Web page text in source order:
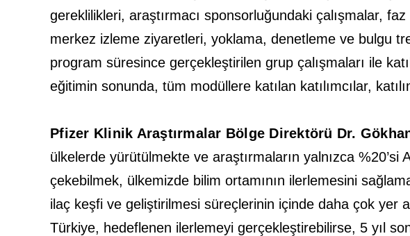
gereklilikleri, araştırmacı sponsorluğundaki çalışmalar,
merkez izleme ziyaretleri, yoklama, denetleme ve bulgu
program süresince gerçekleştirilen grup çalışmaları ile
eğitimin sonunda, tüm modüllere katılan katılımcılar,
Pfizer Klinik Araştırmalar Bölge Direktörü Dr.
ülkelerde yürütülmekte ve araştırmaların yalnızca %20’si
çekebilmek, ülkemizde bilim ortamının ilerlemesini
ilaç keşfi ve geliştirilmesi süreçlerinin içinde daha çok yer
Türkiye, hedeflenen ilerlemeyi gerçekleştirebilirse, 5 yıl